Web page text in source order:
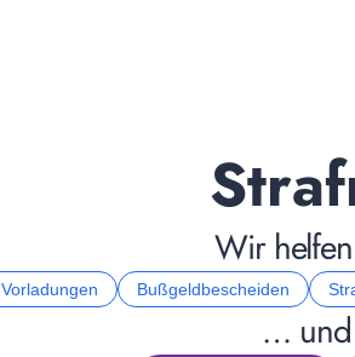
Wir
Vorladungen Bußgeldbescheiden
… und